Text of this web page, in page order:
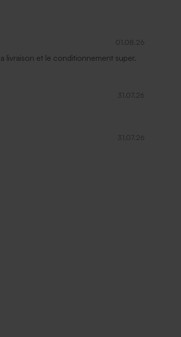
01.08.26
livraison et le conditionnement super.
31.07.26
31.07.26